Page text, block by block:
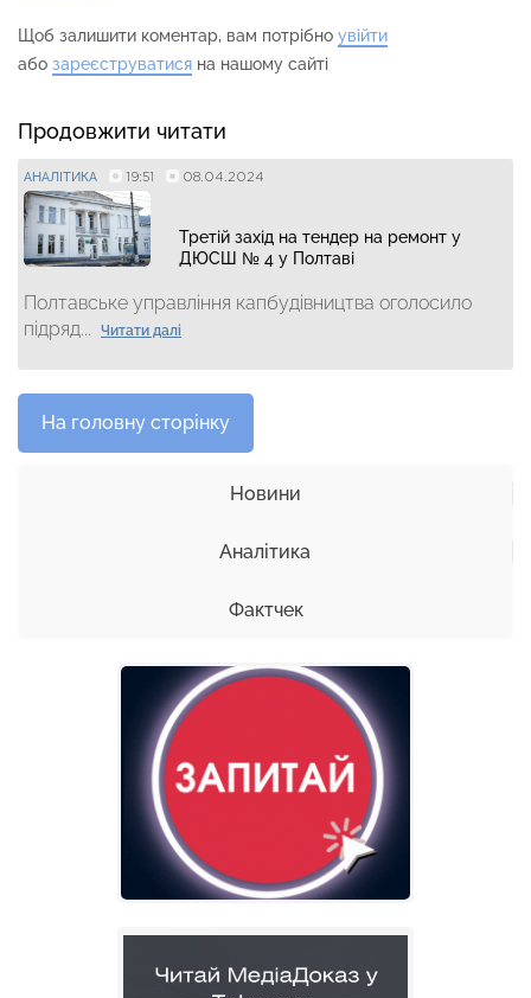
Щоб залишити коментар, вам потрібно увійти
або зареєструватися на нашому сайті
Продовжити читати
АНАЛІТИКА 19:51 08.04.2024
Третій захід на тендер на ремонт у
ДЮСШ № 4 у Полтаві
Полтавське управління капбудівництва оголосило
підряд...
Читати далі
На головну сторінку
Новини
Аналітика
Фактчек